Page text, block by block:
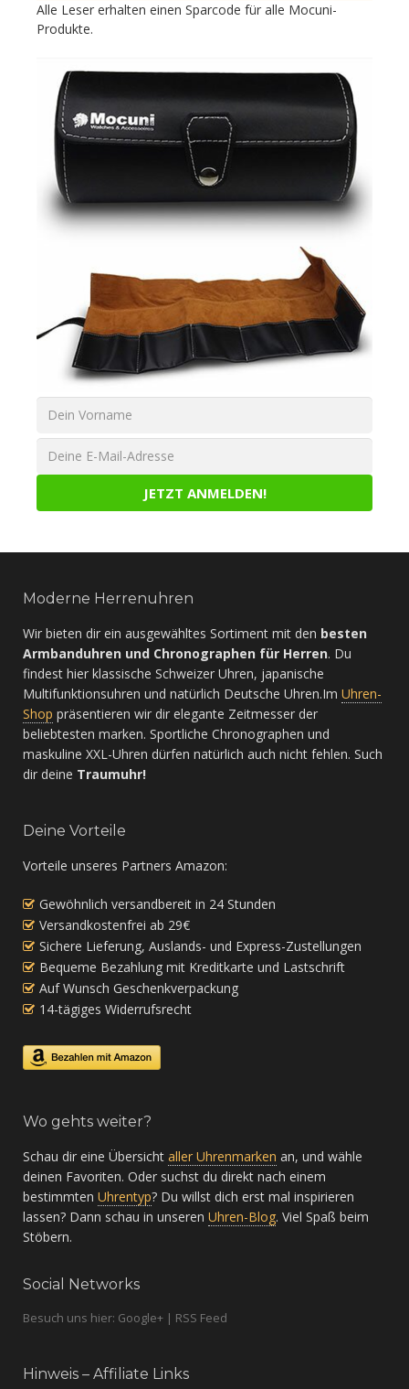
Alle Leser erhalten einen Sparcode für alle Mocuni-
Produkte.
Moderne Herrenuhren
Wir bieten dir ein ausgewähltes Sortiment mit den besten
Armbanduhren und Chronographen für Herren. Du
findest hier klassische Schweizer Uhren, japanische
Multifunktionsuhren und natürlich Deutsche Uhren.Im Uhren-
Shop präsentieren wir dir elegante Zeitmesser der
beliebtesten marken. Sportliche Chronographen und
maskuline XXL-Uhren dürfen natürlich auch nicht fehlen. Such
dir deine Traumuhr!
Deine Vorteile
Vorteile unseres Partners Amazon:
Gewöhnlich versandbereit in 24 Stunden
Versandkostenfrei ab 29€
Sichere Lieferung, Auslands- und Express-Zustellungen
Bequeme Bezahlung mit Kreditkarte und Lastschrift
Auf Wunsch Geschenkverpackung
14-tägiges Widerrufsrecht
Wo gehts weiter?
Schau dir eine Übersicht aller Uhrenmarken an, und wähle
deinen Favoriten. Oder suchst du direkt nach einem
bestimmten Uhrentyp? Du willst dich erst mal inspirieren
lassen? Dann schau in unseren Uhren-Blog. Viel Spaß beim
Stöbern.
Social Networks
Besuch uns hier: Google+ | RSS Feed
Hinweis – Affiliate Links